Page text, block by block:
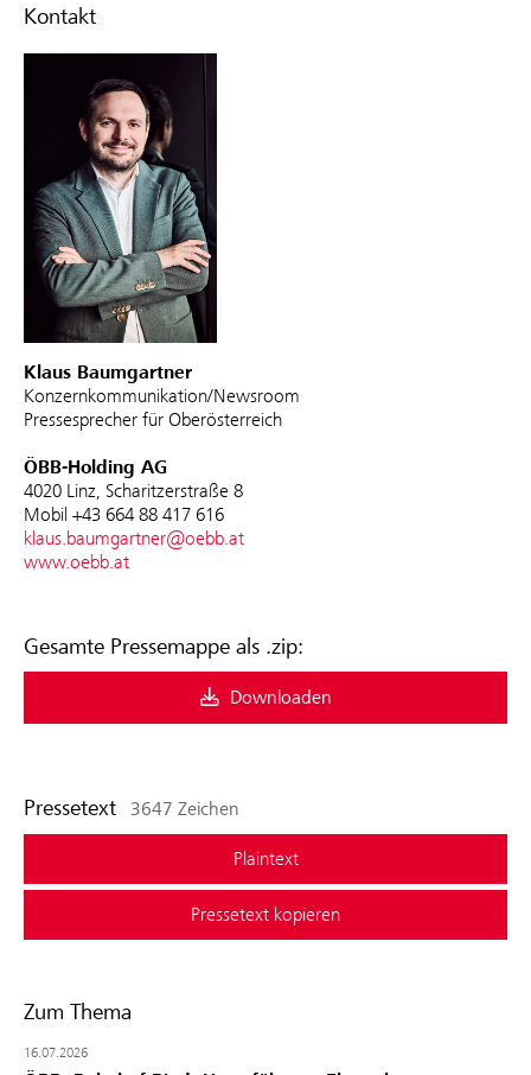
Kontakt
Klaus Baumgartner
Konzernkommunikation/Newsroom
Pressesprecher für Oberösterreich
ÖBB-Holding AG
4020 Linz, Scharitzerstraße 8
Mobil +43 664 88 417 616
klaus.baumgartner@oebb.at
www.oebb.at
Gesamte Pressemappe als .zip:
Downloaden
Pressetext 3647 Zeichen
Plaintext
Pressetext kopieren
Zum Thema
16.07.2026